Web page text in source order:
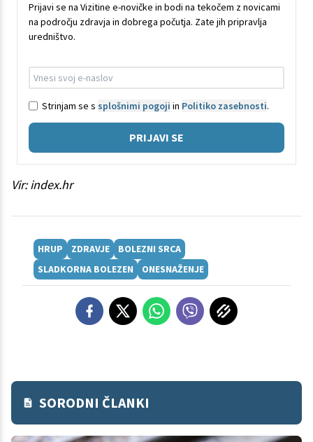
Prijavi se na Vizitine e-novičke in bodi na tekočem z novicami
na področju zdravja in dobrega počutja. Zate jih pripravlja
uredništvo.
Strinjam se s splošnimi pogoji in Politiko zasebnosti.
PRIJAVI SE
Vir: index.hr
HRUP ZDRAVJE
BOLEZNI SRCA
SLADKORNA BOLEZEN
ONESNAŽENJE
SORODNI ČLANKI